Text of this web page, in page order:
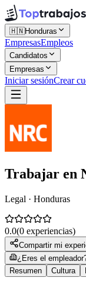
🇭🇳Honduras
EmpresasEmpleos
Candidatos
Empresas
Iniciar sesiónCrear
Trabajar en
Legal · Honduras
0.0(0 experiencias)
Compartir mi
¿Eres el
Resumen
Cultura